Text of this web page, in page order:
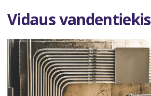
Vidaus vandentiekis